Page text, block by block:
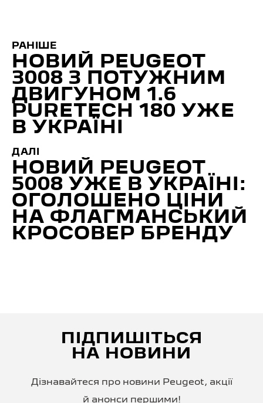
РАНІШЕ
НОВИЙ PEUGEOT
3008 З ПОТУЖНИМ
ДВИГУНОМ 1.6
PURETECH 180 УЖЕ
В УКРАЇНІ
ДАЛІ
НОВИЙ PEUGEOT
5008 УЖЕ В УКРАЇНІ:
ОГОЛОШЕНО ЦІНИ
НА ФЛАГМАНСЬКИЙ
КРОСОВЕР БРЕНДУ
ПІДПИШІТЬСЯ
НА НОВИНИ
Дізнавайтеся про новини Peugeot, акції
й анонси першими!